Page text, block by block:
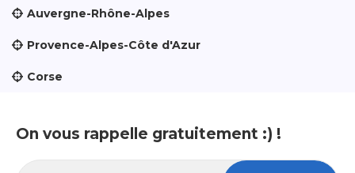
Auvergne-Rhône-Alpes
Provence-Alpes-Côte d'Azur
Corse
On vous rappelle gratuitement :) !